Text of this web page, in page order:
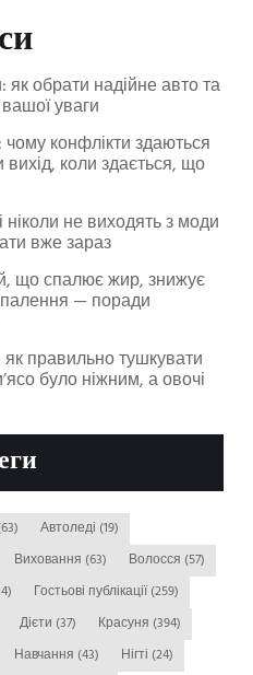
як обрати надійне авто та
уваги
конфлікти здаються
коли здається, що
ніколи не виходять з моди
вже зараз
що спалює жир, знижує
— поради
як правильно тушкувати
було ніжним, а овочі
Автоледі (19)
Виховання (63) Волосся (57)
Гостьові публікації(259)
Дієти (37) Красуня (394)
Навчання (43) Нігті (24)